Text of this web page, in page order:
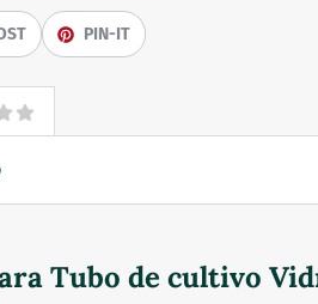
PIN-IT
Tubo de cultivo